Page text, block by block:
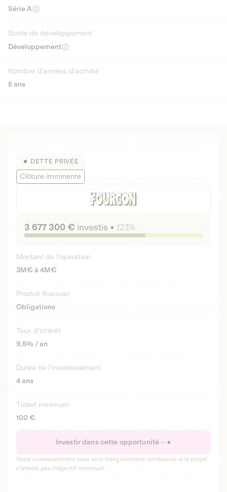
Série A
Stade de développement
Développement
Nombre d'années d'activité
5 ans
DETTE PRIVÉE
Clôture imminente
3 677 300 € investis 123%
Montant de l'opération
3M€ à 4M€
Produit financier
Obligations
Taux d'intérêt
9,5% / an
Durée de l'investissement
4 ans
Ticket minimum
100 €
Investir dans cette opportunité
Votre investissement vous sera intégralement remboursé si le projet
n'atteint pas l'objectif minimum.